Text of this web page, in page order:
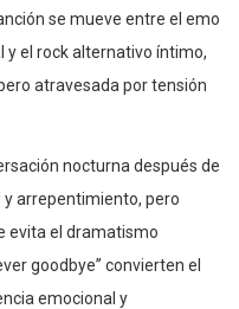
se mueve entre el emo
y el rock alternativo íntimo,
atravesada por tensión
nocturna después de
y arrepentimiento, pero
evita el dramatismo
goodbye” convierten el
emocional y